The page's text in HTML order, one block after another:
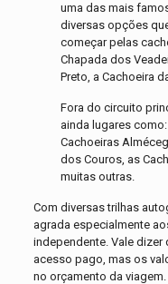
uma das mais
diversas opções
começar pelas
Chapada dos
Preto, a Cachoeira
Fora do circuito
ainda lugares
Cachoeiras
dos Couros, as
muitas outras.
Com diversas trilhas
agrada especialmente
independente. Vale dizer
acesso pago, mas os
no orçamento da